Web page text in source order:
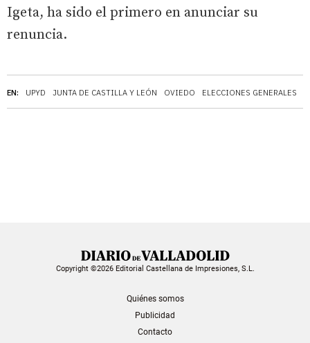
EN: UPYD JUNTA DE CASTILLA Y LEÓN OVIEDO ELECCIONES GENERALES
Igeta, ha sido el primero en anunciar su
renuncia.
Copyright ©2026 Editorial Castellana de Impresiones, S.L.
Quiénes somos
Publicidad
Contacto